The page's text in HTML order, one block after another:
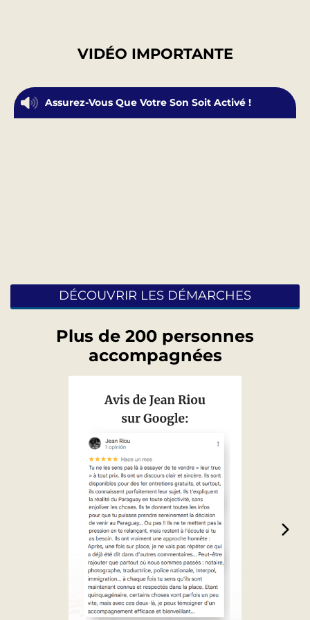
VIDÉO IMPORTANTE
Assurez-Vous Que Votre Son Soit Activé !
DÉCOUVRIR LES DÉMARCHES
Plus de 200 personnes
accompagnées